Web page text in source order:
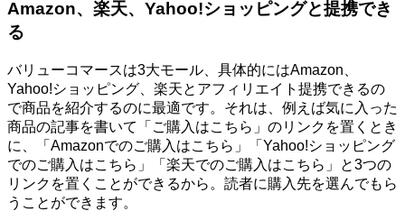
Amazon、楽天、Yahoo!ショッピングと提携でき
る
バリューコマースは3大モール、具体的にはAmazon、
Yahoo!ショッピング、楽天とアフィリエイト提携できるの
で商品を紹介するのに最適です。それは、例えば気に入った
商品の記事を書いて「ご購入はこちら」のリンクを置くとき
に、「Amazonでのご購入はこちら」「Yahoo!ショッピング
でのご購入はこちら」「楽天でのご購入はこちら」と3つの
リンクを置くことができるから。読者に購入先を選んでもら
うことができます。